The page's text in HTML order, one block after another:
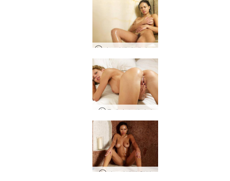
가브리엘라 대리석 샤워
올레나 오 만지기
가브리엘라 함맘